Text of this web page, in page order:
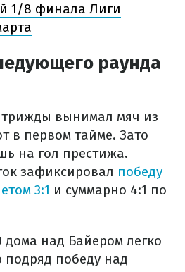
1/8 финала Лиги
раунда
вынимал мяч из
в первом тайме. Зато
на гол престижа.
зафиксировал победу
3:1 и суммарно 4:1 по
дома над Байером легко
победу над